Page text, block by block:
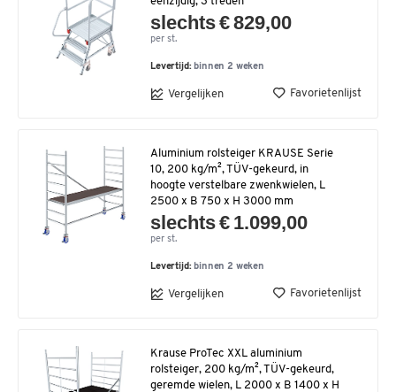
slechts € 829,00
per st.
Levertijd: binnen 2 weken
Vergelijken Favorietenlijst
Aluminium rolsteiger KRAUSE Serie
10, 200 kg/m², TÜV-gekeurd, in
hoogte verstelbare zwenkwielen, L
2500 x B 750 x H 3000 mm
slechts € 1.099,00
per st.
Levertijd: binnen 2 weken
Vergelijken Favorietenlijst
Krause ProTec XXL aluminium
rolsteiger, 200 kg/m², TÜV-gekeurd,
geremde wielen, L 2000 x B 1400 x H